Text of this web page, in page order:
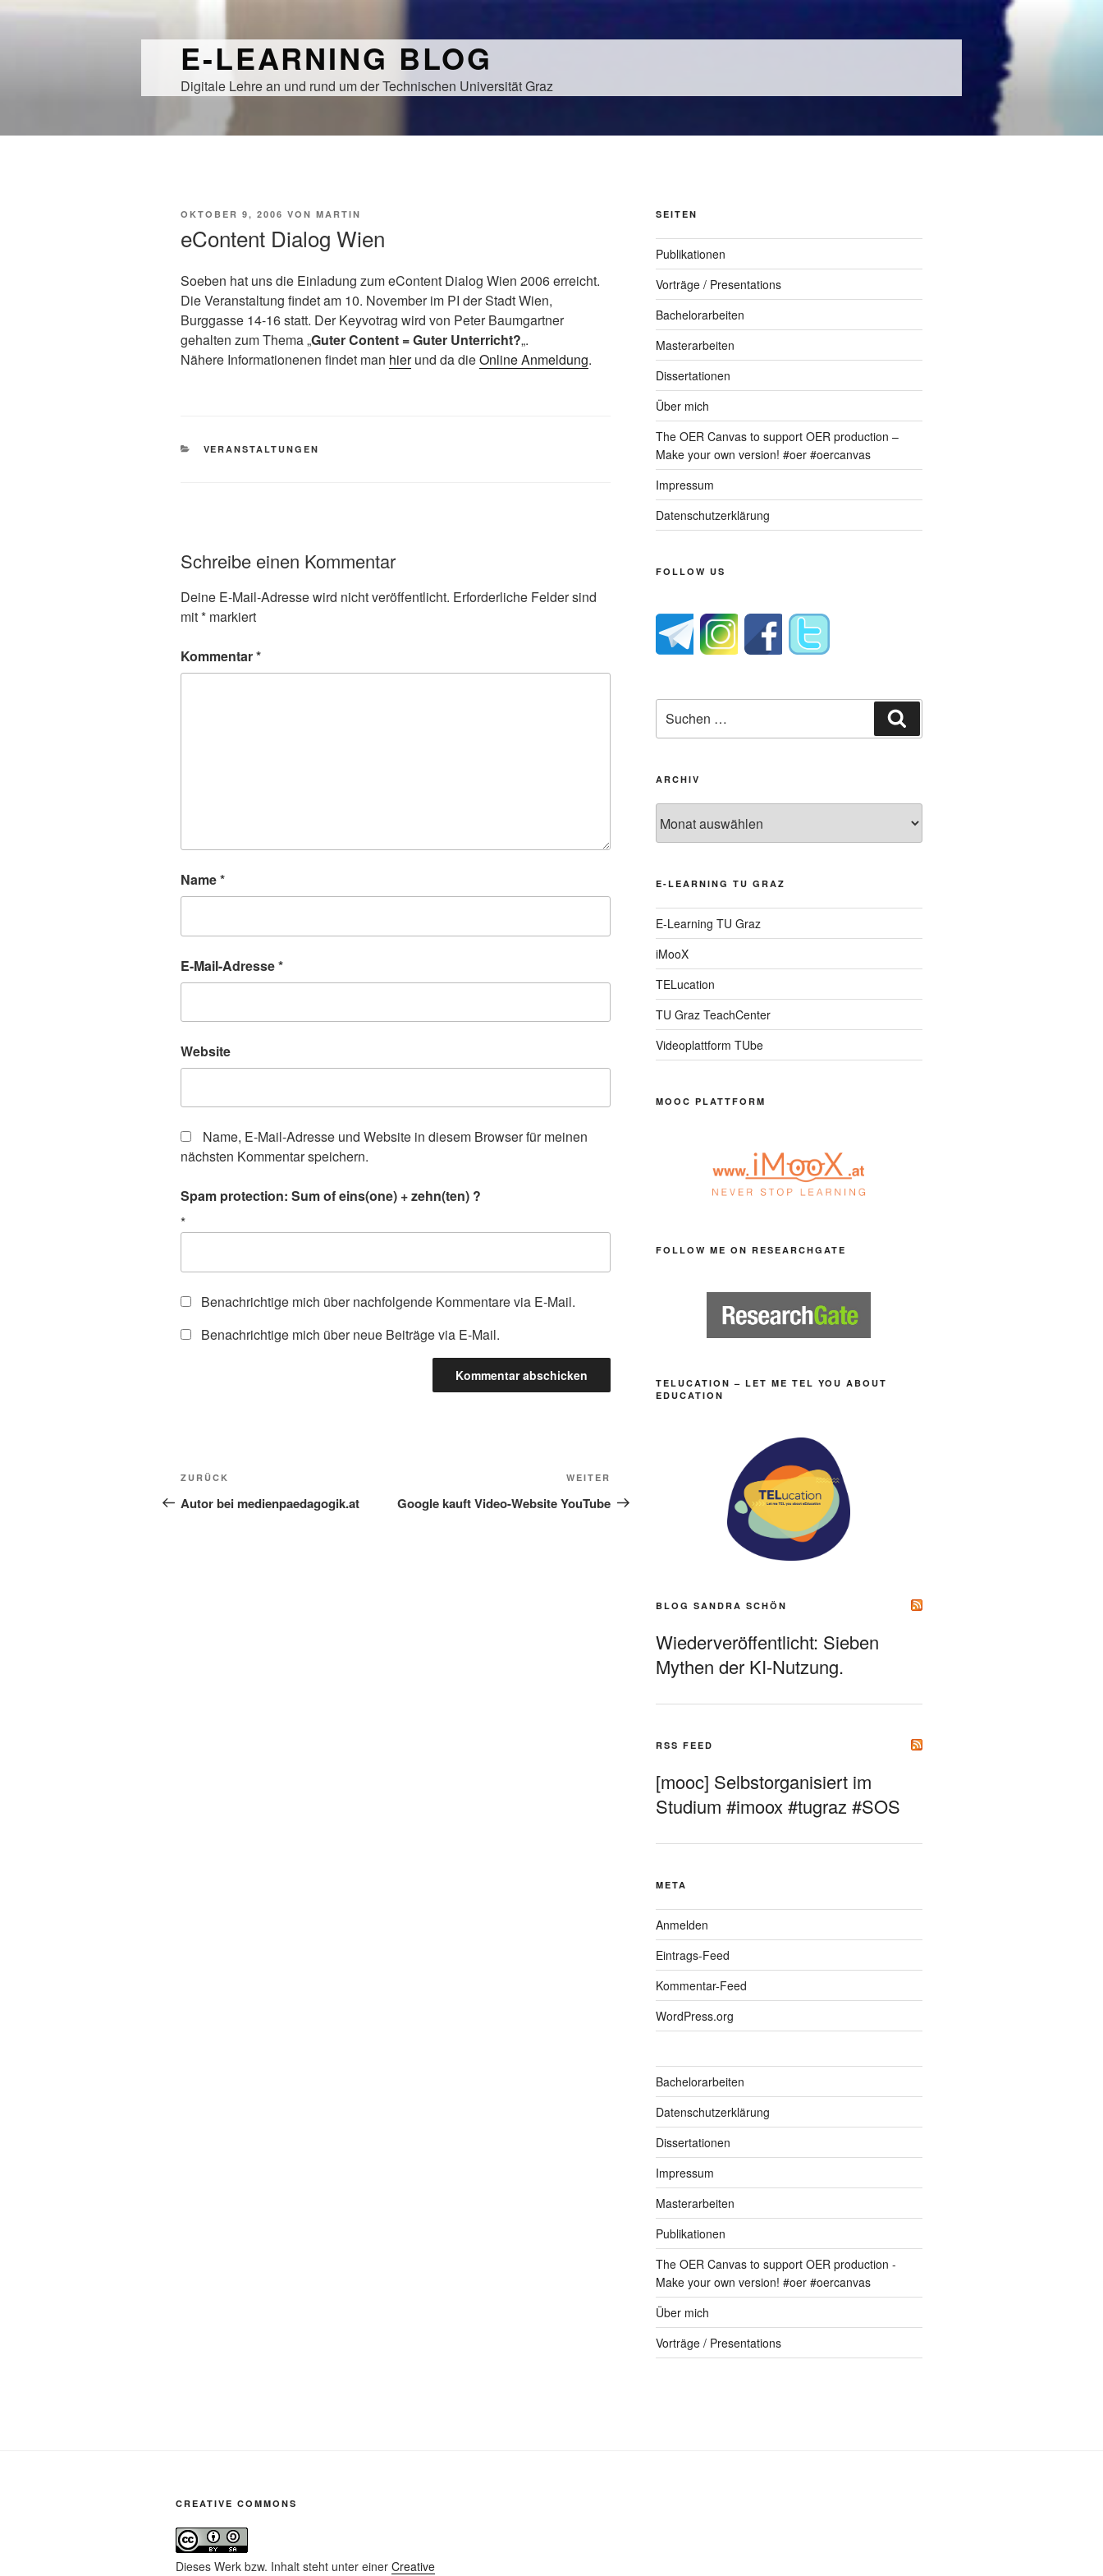
E-LEARNING BLOG
Digitale Lehre an und rund um der Technischen Universität Graz
VERÖFFENTLICHT
OKTOBER 9, 2006 VON MARTIN
eContent Dialog Wien
Soeben hat uns die Einladung zum eContent Dialog Wien 2006 erreicht.
Die Veranstaltung findet am 10. November im PI der Stadt Wien,
Burggasse 14-16 statt. Der Keyvotrag wird von Peter Baumgartner
gehalten zum Thema „Guter Content = Guter Unterricht?„.
Nähere Informationenen findet man hierund da dieOnline Anmeldung.
KATEGORIEN
VERANSTALTUNGEN
Schreibe einen Kommentar
Deine E-Mail-Adresse wird nicht veröffentlicht. Erforderliche Felder sind
mit* markiert
Kommentar*
Name*
E-Mail-Adresse*
Website
Name, E-Mail-Adresse und Website in diesem Browser für meinen
nächsten Kommentar speichern.
Spam protection: Sum of eins(one) + zehn(ten) ?
*
Benachrichtige mich über nachfolgende Kommentare via E-Mail.
Benachrichtige mich über neue Beiträge via E-Mail.
Beitragsnavigation
Vorheriger
Beitrag
ZURÜCK
Autor bei medienpaedagogik.at
Beitrag
WEITER
Google kauft Video-Website YouTube
SEITEN
Publikationen
Vorträge / Presentations
Bachelorarbeiten
Masterarbeiten
Dissertationen
Über mich
The OER Canvas to support OER production –
Make your own version! #oer #oercanvas
Impressum
Datenschutzerklärung
FOLLOW US
nach:
ARCHIV
E-LEARNING TU GRAZ
E-Learning TU Graz
iMooX
TELucation
TU Graz TeachCenter
Videoplattform TUbe
MOOC PLATTFORM
FOLLOW ME ON RESEARCHGATE
TELUCATION – LET ME TEL YOU ABOUT
EDUCATION
BLOG SANDRA SCHÖN
Wiederveröffentlicht: Sieben
Mythen der KI-Nutzung.
RSS FEED
[mooc] Selbstorganisiert im
Studium #imoox #tugraz #SOS
META
Anmelden
Eintrags-Feed
Kommentar-Feed
WordPress.org
Bachelorarbeiten
Datenschutzerklärung
Dissertationen
Impressum
Masterarbeiten
Publikationen
The OER Canvas to support OER production -
Make your own version! #oer #oercanvas
Über mich
Vorträge / Presentations
CREATIVE COMMONS
Dieses Werk bzw. Inhalt steht unter einer Creative